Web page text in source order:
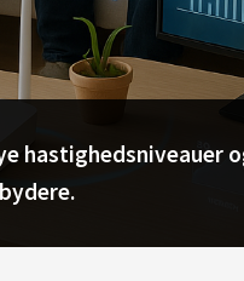
hastighedsniveauer